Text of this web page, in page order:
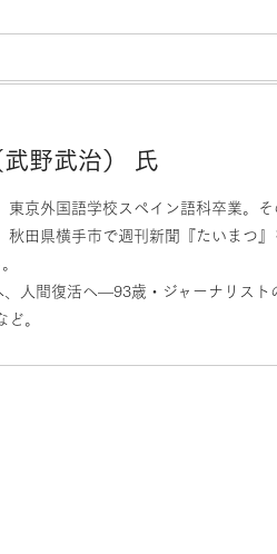
野武治） 氏
東京外国語学校スペイン語科卒業。
秋田県横手市で週刊新聞『たいまつ
人間復活へ—93歳・ジャーナリス
。